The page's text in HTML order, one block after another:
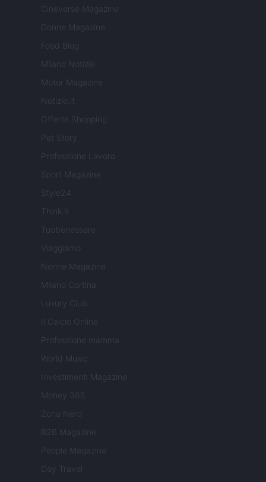
Cineverse Magazine
Donne Magazine
Food Blog
Milano Notizie
Motor Magazine
Notizie.it
Offerte Shopping
Pet Story
Professione Lavoro
Sport Magazine
Style24
Think.it
Tuobenessere
Viaggiamo
Nonne Magazine
Milano Cortina
Luxury Club
Il Calcio Online
Professione mamma
World Music
Investimenti Magazine
Money 365
Zona Nerd
B2B Magazine
People Magazine
Day Travel